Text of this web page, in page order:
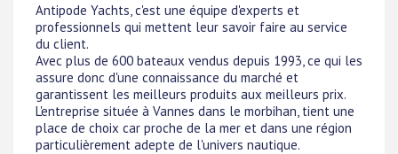
Antipode Yachts, c'est une équipe d'experts et
professionnels qui mettent leur savoir faire au service
du client.
Avec plus de 600 bateaux vendus depuis 1993, ce qui les
assure donc d'une connaissance du marché et
garantissent les meilleurs produits aux meilleurs prix.
L'entreprise située à Vannes dans le morbihan, tient une
place de choix car proche de la mer et dans une région
particulièrement adepte de l'univers nautique.